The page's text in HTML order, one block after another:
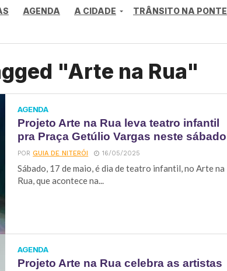
AGENDA A CIDADE TRÂNSITO NA PONTE
"Arte na Rua"
AGENDA
Projeto Arte na Rua leva teatro infantil
pra Praça Getúlio Vargas neste sábado
PORGUIA DE NITERÓI 16/05/2025
Sábado, 17 de maio, é dia de teatro infantil, no Arte na
Rua, que acontece na...
AGENDA
Projeto Arte na Rua celebra as artistas